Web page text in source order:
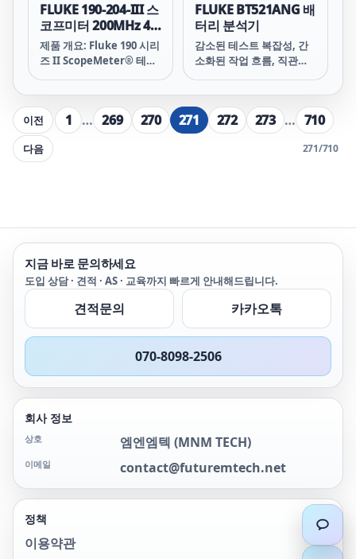
FLUKE 190-204-III 스
코프미터 200MHz 4
채널
제품 개요: Fluke 190 시리
즈 II ScopeMeter® 테스
FLUKE BT521ANG 배
터리 분석기
감소된 테스트 복잡성, 간
소화된 작업 흐름, 직관적
수준의 배터리 테스트 환경
을 제공합니다.
이전 1 … 269 270 271 272 273 … 710
다음 271/710
지금 바로 문의하세요
도입 상담 · 견적 · AS · 교육까지 빠르게 안내해드립니다.
견적문의 카카오톡
070-8098-2506
회사 정보
상호 엠엔엠텍 (MNM TECH)
이메일 contact@futuremtech.net
정책
이용약관